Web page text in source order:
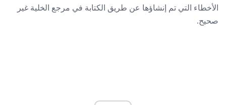
الأخطاء التي تم إنشاؤها عن طريق الكتابة في مرجع الخلية غير
صحيح.